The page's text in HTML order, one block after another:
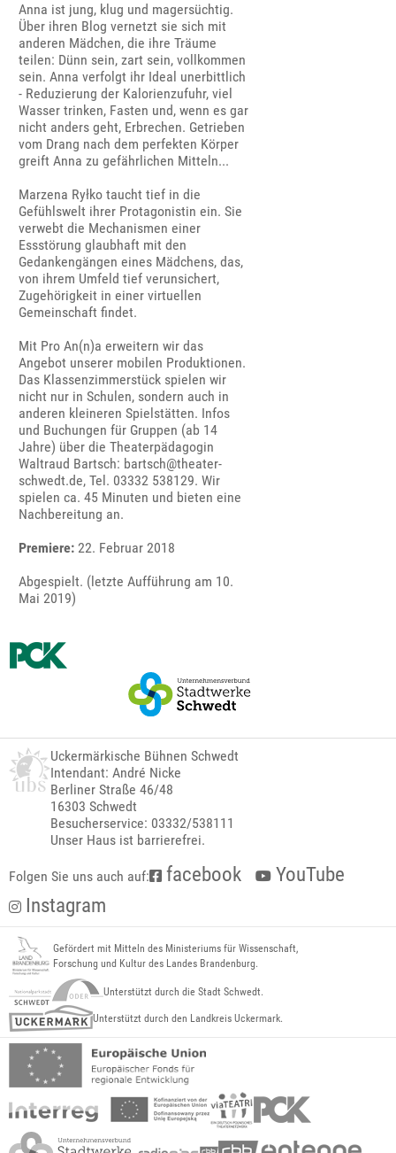
Anna ist jung, klug und magersüchtig.
Über ihren Blog vernetzt sie sich mit
anderen Mädchen, die ihre Träume
teilen: Dünn sein, zart sein, vollkommen
sein. Anna verfolgt ihr Ideal unerbittlich
- Reduzierung der Kalorienzufuhr, viel
Wasser trinken, Fasten und, wenn es gar
nicht anders geht, Erbrechen. Getrieben
vom Drang nach dem perfekten Körper
greift Anna zu gefährlichen Mitteln...
Marzena Ryłko taucht tief in die
Gefühlswelt ihrer Protagonistin ein. Sie
verwebt die Mechanismen einer
Essstörung glaubhaft mit den
Gedankengängen eines Mädchens, das,
von ihrem Umfeld tief verunsichert,
Zugehörigkeit in einer virtuellen
Gemeinschaft findet.
Mit Pro An(n)a erweitern wir das
Angebot unserer mobilen Produktionen.
Das Klassenzimmerstück spielen wir
nicht nur in Schulen, sondern auch in
anderen kleineren Spielstätten. Infos
und Buchungen für Gruppen (ab 14
Jahre) über die Theaterpädagogin
Waltraud Bartsch: bartsch@theater-
schwedt.de, Tel. 03332 538129. Wir
spielen ca. 45 Minuten und bieten eine
Nachbereitung an.
Premiere: 22. Februar 2018
Abgespielt. (letzte Aufführung am 10.
Mai 2019)
Uckermärkische Bühnen Schwedt
Intendant: André Nicke
Berliner Straße 46/48
16303 Schwedt
Besucherservice: 03332/538111
Unser Haus ist barrierefrei.
Folgen Sie uns auch auf: facebook
YouTube
Instagram
Gefördert mit Mitteln des Ministeriums für Wissenschaft,
Forschung und Kultur des Landes Brandenburg.
Unterstützt durch die Stadt Schwedt.
Unterstützt durch den Landkreis Uckermark.